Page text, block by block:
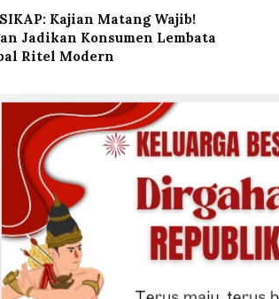
Kajian Matang Wajib!
Jadikan Konsumen Lembata
Ritel Modern